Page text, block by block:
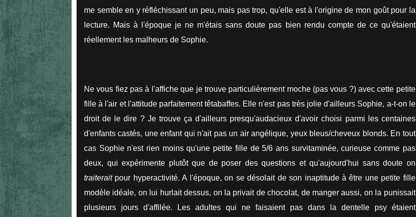
me semble en y réfléchissant un peu, mais pas trop, qu'elle est à l'origine de mon goût pour la
lecture. Mais à l'époque je ne m'étais sans doute pas bien rendu compte de ce qu'étaient
réellement les malheurs de Sophie.
Ne vous fiez pas à l'affiche que je trouve particulièrement moche (pas vous ?) avec cette petite
fille à l'air et l'attitude parfaitement têtabaffes. Elle n'est pas très jolie d'ailleurs Sophie, a-t-on le
droit de le dire ? Je trouve ça d'ailleurs presqu'audacieux d'avoir choisi parmi les centaines
d'enfants castés, une enfant qui n'ait pas un air angélique, yeux bleus/cheveux blonds. En tout
cas Sophie n'est rien moins qu'une petite fille de 5/6 ans survitaminée, curieuse comme pas
deux, qui expérimente plutôt que de poser des questions et qu'aujourd'hui sans doute on
traiteraitpour hyperactivité. A l'époque, on se désolait de son inaptitude à être une petite fille
modèle idéale, on lui hurlait dessus, on la privait de chocolat, de manger aussi, on la punissait
plusieurs jours d'affilée. Les adultes qui ne faisaient pas dans la dentelle psy étaient